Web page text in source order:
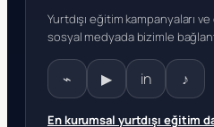
Yurtdışı eğitim kampanyaları
sosyal medyada bizimle
⌁ ▶ in ♪
En kurumsal yurtdışı eğitim